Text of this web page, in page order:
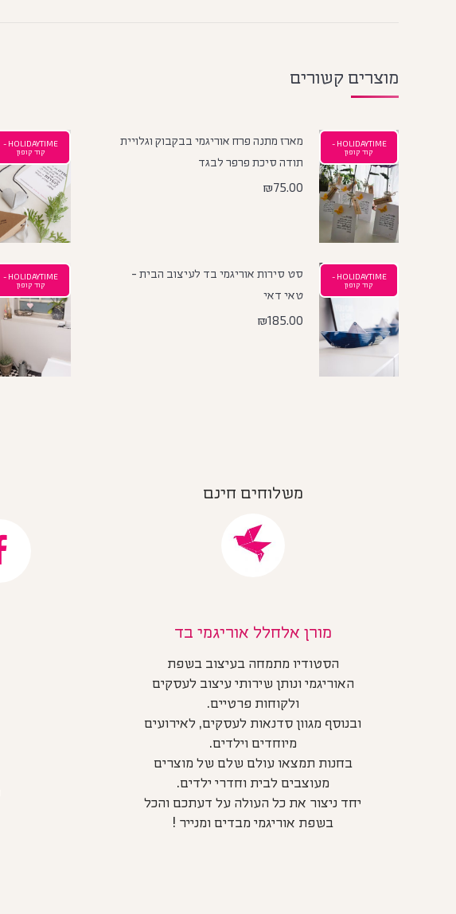
מוצרים קשורים
HOLIDAYTIME -
קוד קופון
מארז מתנה פרח אוריגמי בבקבוק וגלויית
תודה סיכת פרפר לבגד
₪75.00
HOLIDAYTIME -
קוד קופון
HOLIDAYTIME -
קוד קופון
סט סירות אוריגמי בד לעיצוב הבית -
טאי דאי
₪185.00
HOLIDAYTIME -
קוד קופון
משלוחים חינם
מורן אלחלל אוריגמי בד
הסטודיו מתמחה בעיצוב בשפת
האוריגמי ונותן שירותי עיצוב לעסקים
ולקוחות פרטיים.
ובנוסף מגוון סדנאות לעסקים, לאירועים
מיוחדים וילדים.
בחנות תמצאו עולם שלם של מוצרים
מעוצבים לבית וחדרי ילדים.
יחד ניצור את כל העולה על דעתכם והכל
בשפת אוריגמי מבדים ומנייר !